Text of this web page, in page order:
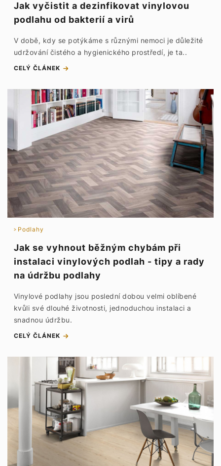
Jak vyčistit a dezinfikovat vinylovou
podlahu od bakterií a virů
V době, kdy se potýkáme s různými nemoci je důležité
udržování čistého a hygienického prostředí, je ta..
CELÝ ČLÁNEK
Podlahy
Jak se vyhnout běžným chybám při
instalaci vinylových podlah - tipy a rady
na údržbu podlahy
Vinylové podlahy jsou poslední dobou velmi oblíbené
kvůli své dlouhé životnosti, jednoduchou instalaci a
snadnou údržbu.
CELÝ ČLÁNEK